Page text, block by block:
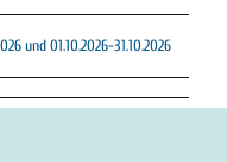
und 01.10.2026-31.10.2026